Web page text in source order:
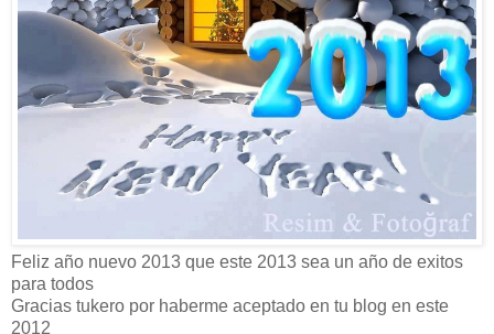
Feliz año nuevo 2013 que este 2013 sea un año de exitos
para todos
Gracias tukero por haberme aceptado en tu blog en este
2012